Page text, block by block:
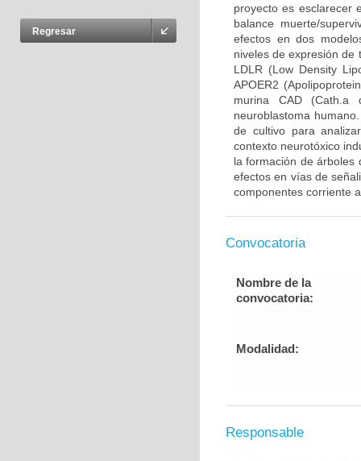
Regresar
proyecto es esclarecer
balance muerte/
efectos en dos
niveles de expresión de
LDLR (Low Density
APOER2
murina CAD (Cath.a
neuroblastoma
de cultivo para
contexto neurotóxico
la formación de árboles
efectos en vías de
componentes corriente
Convocatoria
Nombre de la
convocatoria:
Modalidad:
Responsable